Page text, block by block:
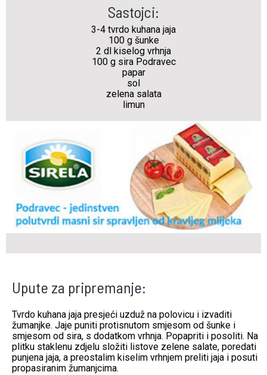
Sastojci:
3-4 tvrdo kuhana jaja
100 g šunke
2 dl kiselog vrhnja
100 g sira Podravec
papar
sol
zelena salata
limun
Upute za pripremanje:
Tvrdo kuhana jaja presjeći uzduž na polovicu i izvaditi
žumanjke. Jaje puniti protisnutom smjesom od šunke i
smjesom od sira, s dodatkom vrhnja. Popapriti i posoliti. Na
plitku staklenu zdjelu složiti listove zelene salate, poredati
punjena jaja, a preostalim kiselim vrhnjem preliti jaja i posuti
propasiranim žumanjcima.